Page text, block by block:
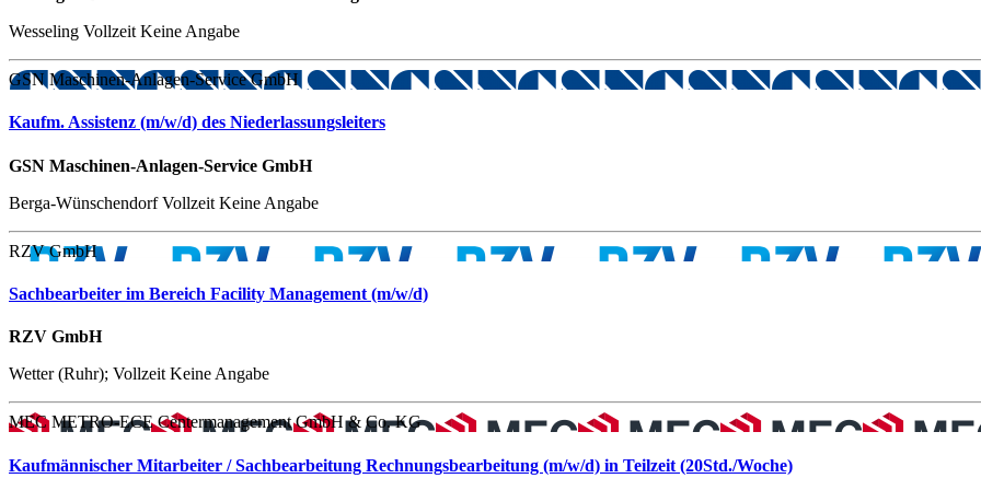
Wesseling Vollzeit Keine Angabe
GSN Maschinen-Anlagen-Service GmbH
Kaufm. Assistenz (m/w/d) des Niederlassungsleiters
GSN Maschinen-Anlagen-Service GmbH
Berga-WünschendorfVollzeit Keine Angabe
RZV GmbH
Sachbearbeiter im Bereich Facility Management (m/w/d)
RZV GmbH
Wetter (Ruhr); Vollzeit Keine Angabe
MEC METRO-ECE Centermanagement GmbH & Co. KG
Kaufmännischer Mitarbeiter / Sachbearbeitung Rechnungsbearbeitung (m/w/d) in Teilzeit (20Std./Woche)